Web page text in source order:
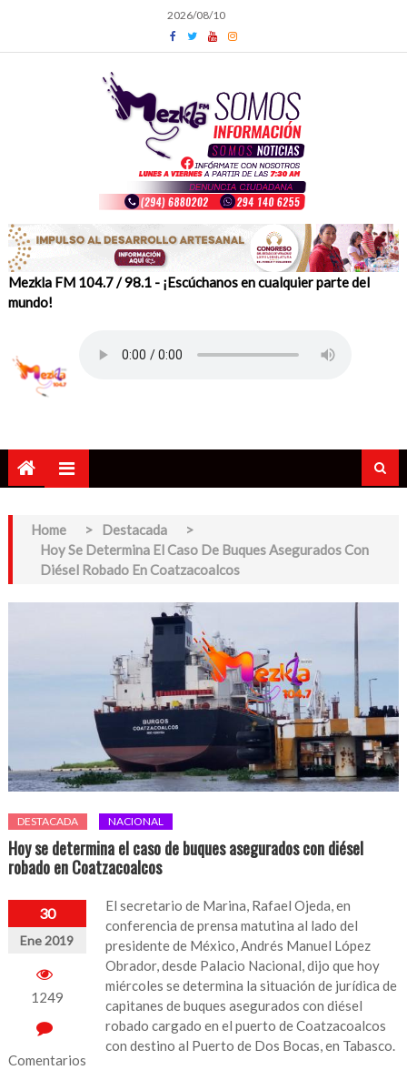
content
2026/08/10
Mezkla FM 104.7 / 98.1 - ¡Escúchanos en cualquier parte del
mundo!
Home > Destacada
>
Hoy Se Determina El Caso De Buques Asegurados Con
Diésel Robado En Coatzacoalcos
DESTACADA NACIONAL
Hoy se determina el caso de buques asegurados con diésel
robado en Coatzacoalcos
30
Ene 2019
1249
Comentarios
El secretario de Marina, Rafael Ojeda, en
conferencia de prensa matutina al lado del
presidente de México, Andrés Manuel López
Obrador, desde Palacio Nacional, dijo que hoy
miércoles se determina la situación de jurídica de
capitanes de buques asegurados con diésel
robado cargado en el puerto de Coatzacoalcos
con destino al Puerto de Dos Bocas, en Tabasco.